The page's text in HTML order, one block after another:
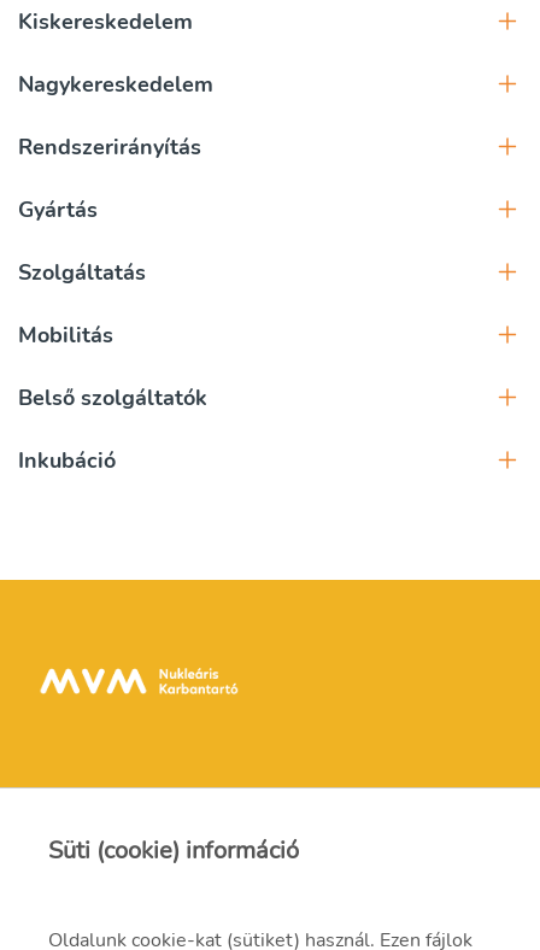
Kiskereskedelem
Nagykereskedelem
Rendszerirányítás
Gyártás
Szolgáltatás
Mobilitás
Belső szolgáltatók
Inkubáció
Kapcsolat
Süti (cookie) információ
Oldalunk cookie-kat (sütiket) használ. Ezen fájlok